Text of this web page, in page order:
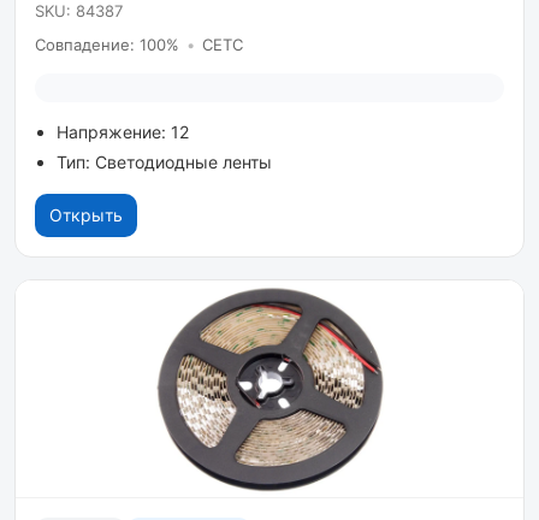
SKU: 84387
Совпадение: 100% • CETC
Напряжение: 12
Тип: Светодиодные ленты
Открыть